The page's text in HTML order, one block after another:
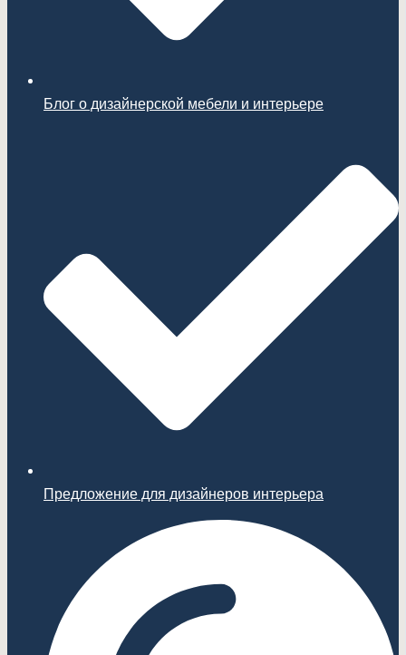
Блог о дизайнерской мебели и интерьере
Предложение для дизайнеров интерьера